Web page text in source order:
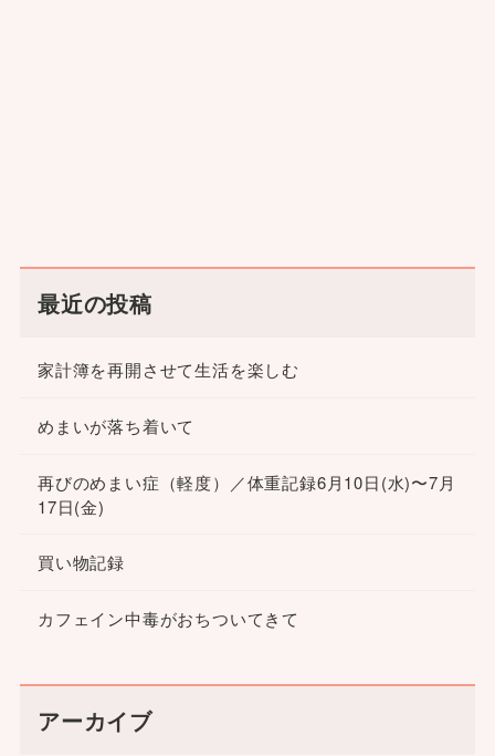
最近の投稿
家計簿を再開させて生活を楽しむ
めまいが落ち着いて
再びのめまい症（軽度）／体重記録6月10日(水)〜7月
17日(金)
買い物記録
カフェイン中毒がおちついてきて
アーカイブ